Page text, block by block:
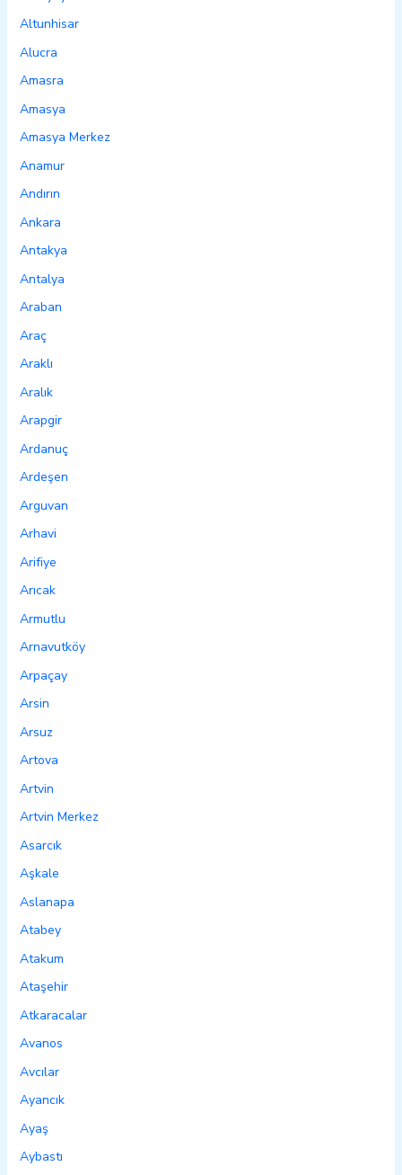
Altunhisar
Alucra
Amasra
Amasya
Amasya Merkez
Anamur
Andırın
Ankara
Antakya
Antalya
Araban
Araç
Araklı
Aralık
Arapgir
Ardanuç
Ardeşen
Arguvan
Arhavi
Arifiye
Arıcak
Armutlu
Arnavutköy
Arpaçay
Arsin
Arsuz
Artova
Artvin
Artvin Merkez
Asarcık
Aşkale
Aslanapa
Atabey
Atakum
Ataşehir
Atkaracalar
Avanos
Avcılar
Ayancık
Ayaş
Aybastı